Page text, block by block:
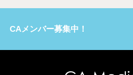
CAメンバー募集中！